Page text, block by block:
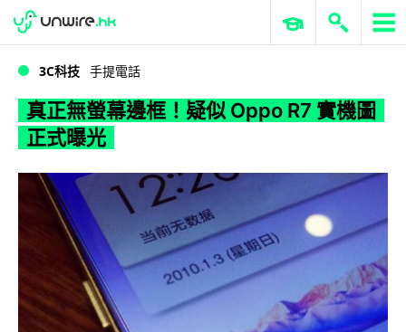
WWDC 2026 ERP 與商業 AI
3C科技 手提電話
真正無螢幕邊框！疑似 Oppo R7 實機圖
正式曝光